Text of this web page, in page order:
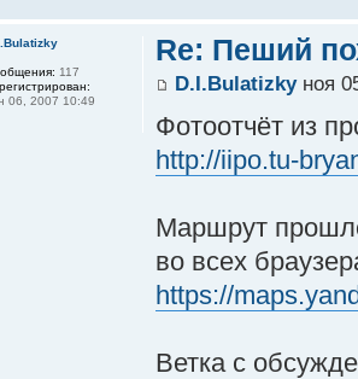
Re: Пеший
D.I.Bulatizkyноя
Фотоотчёт из
http://iipo.tu-
Маршрут
во всех
https://
Ветка с
117
06, 2007 10:49